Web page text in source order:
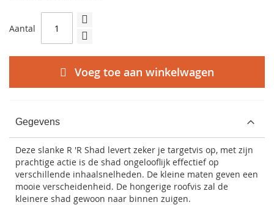
Aantal
Voeg toe aan winkelwagen
Gegevens
Deze slanke R 'R Shad levert zeker je targetvis op, met zijn
prachtige actie is de shad ongelooflijk effectief op
verschillende inhaalsnelheden. De kleine maten geven een
mooie verscheidenheid. De hongerige roofvis zal de
kleinere shad gewoon naar binnen zuigen.